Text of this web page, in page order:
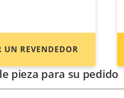
UN REVENDEDOR
pieza para su pedido